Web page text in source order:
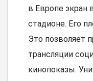
в Европе экран
стадионе. Его
Это позволяет
трансляции
кинопоказы.